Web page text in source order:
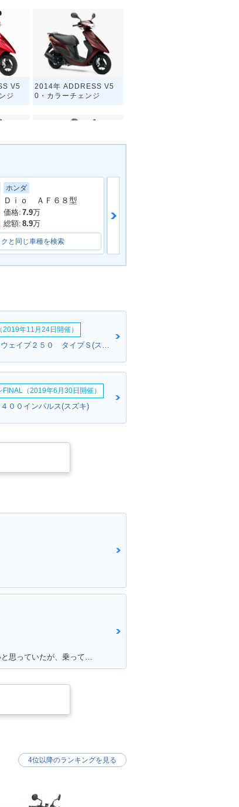
V5
ジ
2014年 ADDRESS V5
0・カラーチェンジ
V5
特別色・特別・限定仕様
V5
2007年 ADDRESS V5
ホンダ
Ｄｉｏ ＡＦ６８型
価格: 7.9万
総額: 8.9万
と同じ車種を検索
年11月24日開催）
さとさんさん:スカイウェイブ２５０ タイプＳ(スズキ)
（2019年6月30日開催）
００インパルス(スズキ)
満足ポイント:ビックスクーターは乗らないと思っていたが、乗ってみると離れなれなくなった。 運転しやすい！メットイン大きい！走りのストレスもない！ 通勤・通学にぴったりで、とても良い足☆ カスタムパーツも多くて楽しい！結局楽しいオススメの一台になりました！
4位以降のランキングを見る